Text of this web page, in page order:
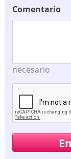
Comentario
necesario